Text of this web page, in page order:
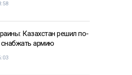
Казахстан решил по-
армию